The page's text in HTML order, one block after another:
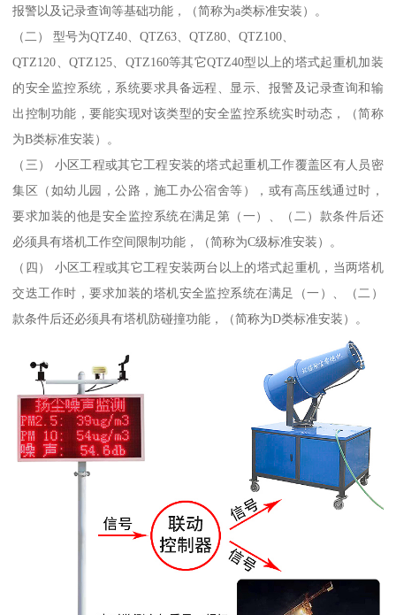
报警以及记录查询等基础功能，（简称为a类标准安装）。
（二） 型号为QTZ40、QTZ63、QTZ80、QTZ100、
QTZ120、QTZ125、QTZ160等其它QTZ40型以上的塔式起重机加装
的安全监控系统，系统要求具备远程、显示、报警及记录查询和输
出控制功能，要能实现对该类型的安全监控系统实时动态，（简称
为B类标准安装）。
（三） 小区工程或其它工程安装的塔式起重机工作覆盖区有人员密
集区（如幼儿园，公路，施工办公宿舍等），或有高压线通过时，
要求加装的他是安全监控系统在满足第（一）、（二）款条件后还
必须具有塔机工作空间限制功能，（简称为C级标准安装）。
（四） 小区工程或其它工程安装两台以上的塔式起重机，当两塔机
交迭工作时，要求加装的塔机安全监控系统在满足（一）、（二）
款条件后还必须具有塔机防碰撞功能，（简称为D类标准安装）。